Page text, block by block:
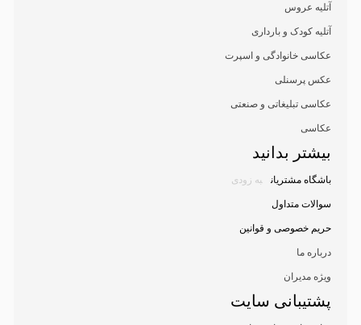
آتلیه عروس
آتلیه کودک و بارداری
عکاسی خانوادگی و اسپرت
عکس پرسنلی
عکاسی تبلیغاتی و صنعتی
عکاسی
بیشتر بدانید
باشگاه مشتریان به زودی
سوالات متداول
حریم خصوصی و قوانین
درباره ما
ویژه مدیران
پشتیبانی سایت